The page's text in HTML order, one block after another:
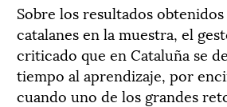
Sobre los resultados
catalanes en la muestra, el
criticado que en Cataluña se
tiempo al aprendizaje, por
cuando uno de los grandes